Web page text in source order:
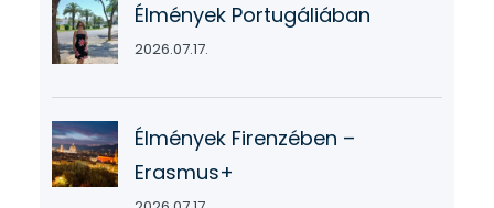
Élmények Portugáliában
2026.07.17.
Élmények Firenzében –
Erasmus+